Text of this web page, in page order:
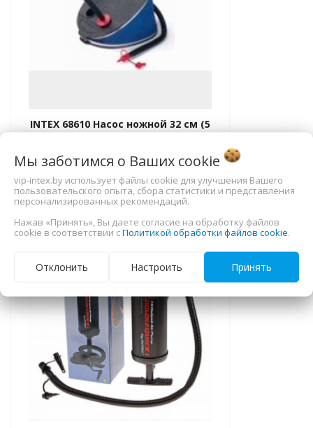
INTEX 68610 Насос ножной 32 см (5
35,00руб.
В корзину
Мы заботимся о Ваших cookie
vip-intex.by использует файлы cookie для улучшения Вашего
пользовательского опыта, сбора статистики и представления
персонализированных рекомендаций.
Нажав «Принять», Вы даете согласие на обработку файлов
cookie в соответствии сПолитикой обработки файлов cookie.
Отклонить Настроить Принять